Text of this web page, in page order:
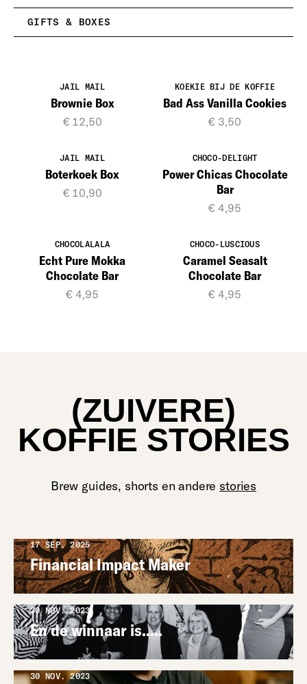
GIFTS & BOXES
JAIL MAIL
Brownie Box
€ 12,50
KOEKIE BIJ DE KOFFIE
Bad Ass Vanilla Cookies
€ 3,50
JAIL MAIL
Boterkoek Box
€ 10,90
CHOCO-DELIGHT
Power Chicas Chocolate
Bar
€ 4,95
CHOCOLALALA
Echt Pure Mokka
Chocolate Bar
€ 4,95
CHOCO-LUSCIOUS
Caramel Seasalt
Chocolate Bar
€ 4,95
(ZUIVERE)
KOFFIE STORIES
Brew guides, shorts en andere stories
17 SEP. 2025
Financial Impact Maker
30 NOV. 2023
En de winnaar is.....
30 NOV. 2023